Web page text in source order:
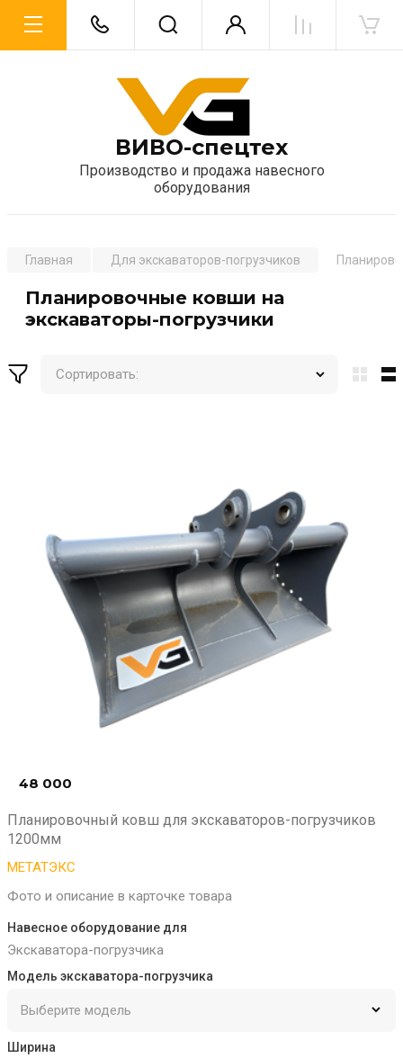
ВИВО-спецтех
Производство и продажа навесного
оборудования
Главная Для экскаваторов-погрузчиков
Планировочные ковши на
экскаваторы-погрузчики
Сортировать:
48 000
Планировочный ковш для экскаваторов-погрузчиков
1200мм
МЕТАТЭКС
Фото и описание в карточке товара
Навесное оборудование для
Экскаватора-погрузчика
Модель экскаватора-погрузчика
Ширина